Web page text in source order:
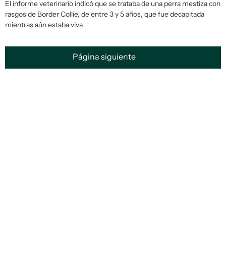
El informe veterinario indicó que se trataba de una perra mestiza con
rasgos de Border Collie, de entre 3 y 5 años, que fue decapitada
mientras aún estaba viva
Página siguiente